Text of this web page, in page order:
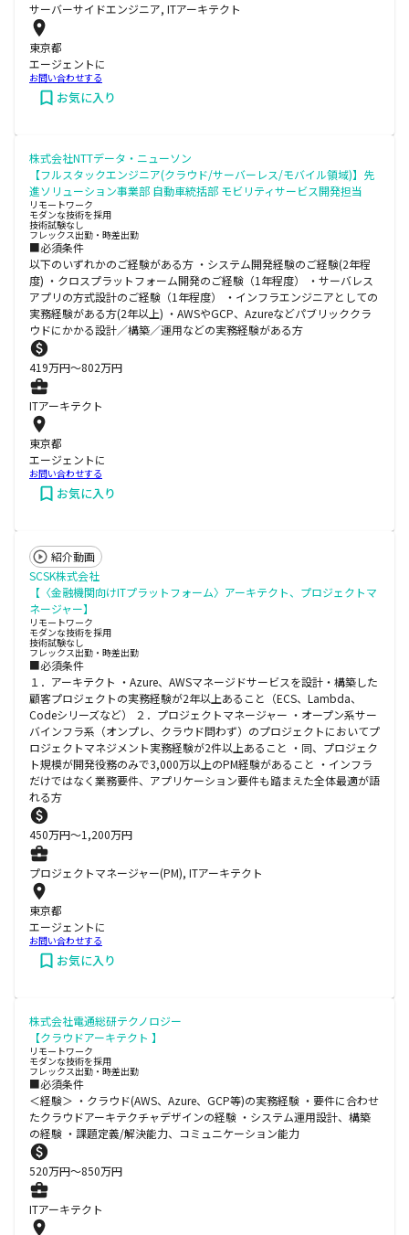
サーバーサイドエンジニア, ITアーキテクト
東京都
エージェントに
お問い合わせする
お気に入り
株式会社NTTデータ・ニューソン
【フルスタックエンジニア(クラウド/サーバーレス/モバイル領域)】先
進ソリューション事業部 自動車統括部 モビリティサービス開発担当
リモートワーク
モダンな技術を採用
技術試験なし
フレックス出勤・時差出勤
■必須条件
以下のいずれかのご経験がある方 ・システム開発経験のご経験(2年程
度) ・クロスプラットフォーム開発のご経験（1年程度） ・サーバレス
アプリの方式設計のご経験（1年程度） ・インフラエンジニアとしての
実務経験がある方(2年以上) ・AWSやGCP、Azureなどパブリッククラ
ウドにかかる設計／構築／運用などの実務経験がある方
419万円〜802万円
ITアーキテクト
東京都
エージェントに
お問い合わせする
お気に入り
紹介動画
SCSK株式会社
【〈金融機関向けITプラットフォーム〉アーキテクト、プロジェクトマ
ネージャー】
リモートワーク
モダンな技術を採用
技術試験なし
フレックス出勤・時差出勤
■必須条件
１．アーキテクト ・Azure、AWSマネージドサービスを設計・構築した
顧客プロジェクトの実務経験が2年以上あること（ECS、Lambda、
Codeシリーズなど） ２．プロジェクトマネージャー ・オープン系サー
バインフラ系（オンプレ、クラウド問わず）のプロジェクトにおいてプ
ロジェクトマネジメント実務経験が2件以上あること ・同、プロジェク
ト規模が開発役務のみで3,000万以上のPM経験があること ・インフラ
だけではなく業務要件、アプリケーション要件も踏まえた全体最適が語
れる方
450万円〜1,200万円
プロジェクトマネージャー(PM), ITアーキテクト
東京都
エージェントに
お問い合わせする
お気に入り
株式会社電通総研テクノロジー
【クラウドアーキテクト 】
リモートワーク
モダンな技術を採用
フレックス出勤・時差出勤
■必須条件
＜経験＞ ・クラウド(AWS、Azure、GCP等)の実務経験 ・要件に合わせ
たクラウドアーキテクチャデザインの経験 ・システム運用設計、構築
の経験 ・課題定義/解決能力、コミュニケーション能力
520万円〜850万円
ITアーキテクト